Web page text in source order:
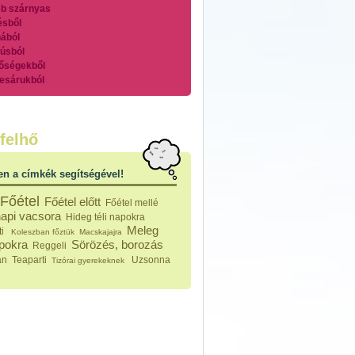
szárnyas
főzelékek
feltétek
ételek
készítmények
sült tészták
a címkék segítségével!
Főétel Főétel előtt Főétel mellé
vacsora Hideg téli napokra
Koleszban főztük Macskajajra
Meleg
Reggeli Sörözés, borozás
Teaparti Tizórai gyerekeknek
Uzsonna